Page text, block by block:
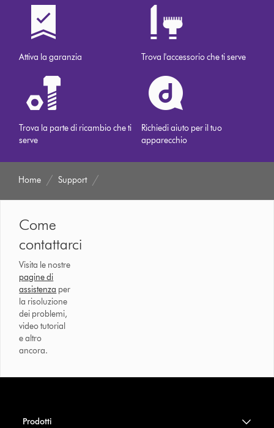
Attiva la garanzia Trova l'accessorio che ti serve
Trova la parte di ricambio che ti
serve
Richiedi aiuto per il tuo
apparecchio
Home Support
Come
contattarci
Visita le nostre
pagine di
assistenza per
la risoluzione
dei problemi,
video tutorial
e altro
ancora.
Prodotti